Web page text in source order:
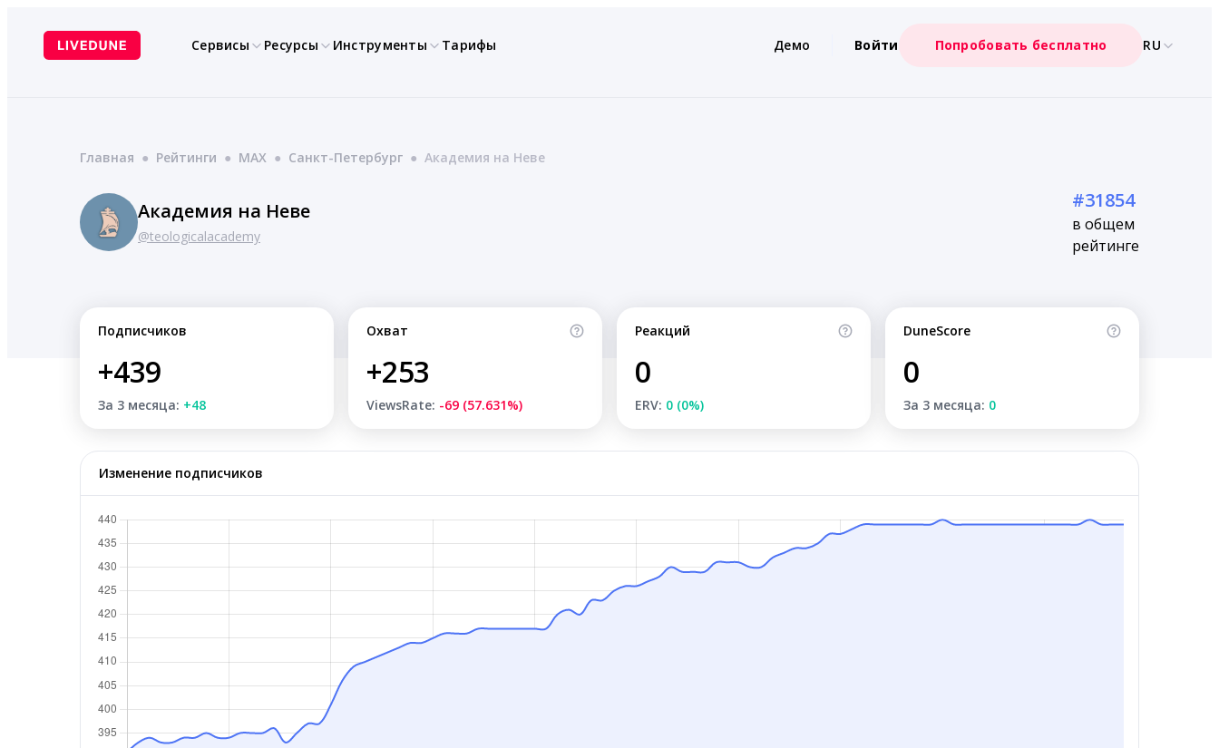
содержимому
Сервисы Ресурсы Инструменты Тарифы Демо Войти Попробовать бесплатно RU
Главная ● Рейтинги ● MAX ● Санкт-Петербург ● Академия на Неве
Академия на Неве
@teologicalacademy
#31854
в общем
рейтинге
Подписчиков
+439
За 3 месяца: +48
Охват
+253
ViewsRate: -69 (57.631%)
Реакций
0
ERV: 0 (0%)
DuneScore
0
За 3 месяца: 0
Изменение подписчиков